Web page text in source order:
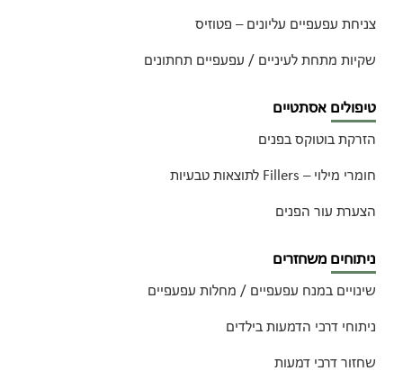
צניחת עפעפיים עליונים – פטוזיס
שקיות מתחת לעיניים / עפעפיים תחתונים
טיפולים אסתטיים
הזרקת בוטוקס בפנים
חומרי מילוי – Fillers לתוצאות טבעיות
הצערת עור הפנים
ניתוחים משחזרים
שינויים במנח עפעפיים / מחלות עפעפיים
ניתוחי דרכי הדמעות בילדים
שחזור דרכי דמעות